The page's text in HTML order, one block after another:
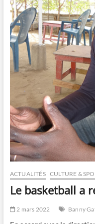
ACTUALITÉS CULTURE &
Le basketball a
2 mars 2022 Banny